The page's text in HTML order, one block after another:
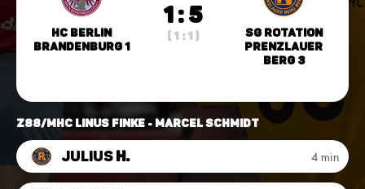
HC Berlin
Brandenburg 1
1 : 5
( 1 : 1 )
SG Rotation
Prenzlauer
Berg 3
Z88/MHC Linus Finke - Marcel Schmidt
JuliusH. 4 min